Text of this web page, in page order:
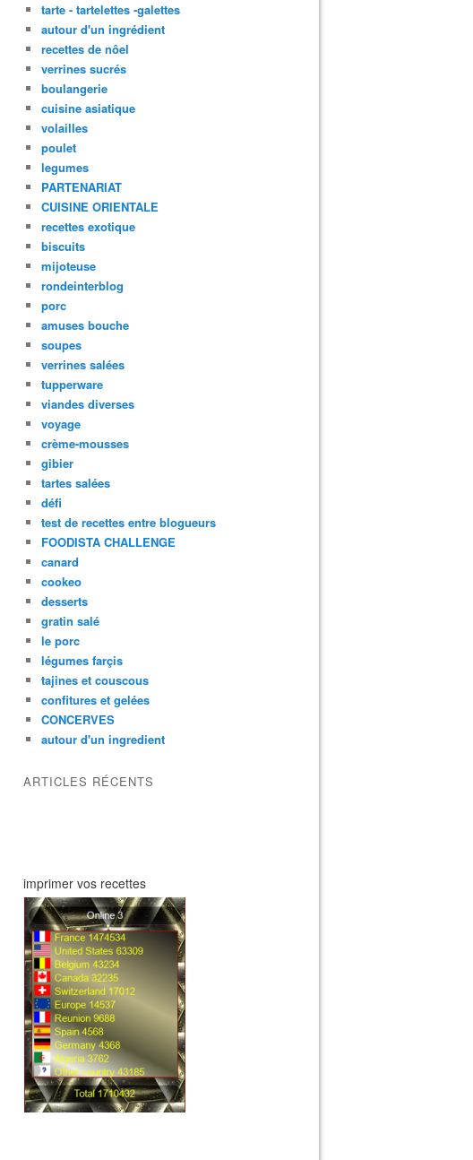
tarte - tartelettes -galettes
autour d'un ingrédient
recettes de nôel
verrines sucrés
boulangerie
cuisine asiatique
volailles
poulet
legumes
PARTENARIAT
CUISINE ORIENTALE
recettes exotique
biscuits
mijoteuse
rondeinterblog
porc
amuses bouche
soupes
verrines salées
tupperware
viandes diverses
voyage
crème-mousses
gibier
tartes salées
défi
test de recettes entre blogueurs
FOODISTA CHALLENGE
canard
cookeo
desserts
gratin salé
le porc
légumes farçis
tajines et couscous
confitures et gelées
CONCERVES
autour d'un ingredient
ARTICLES RÉCENTS
imprimer vos recettes